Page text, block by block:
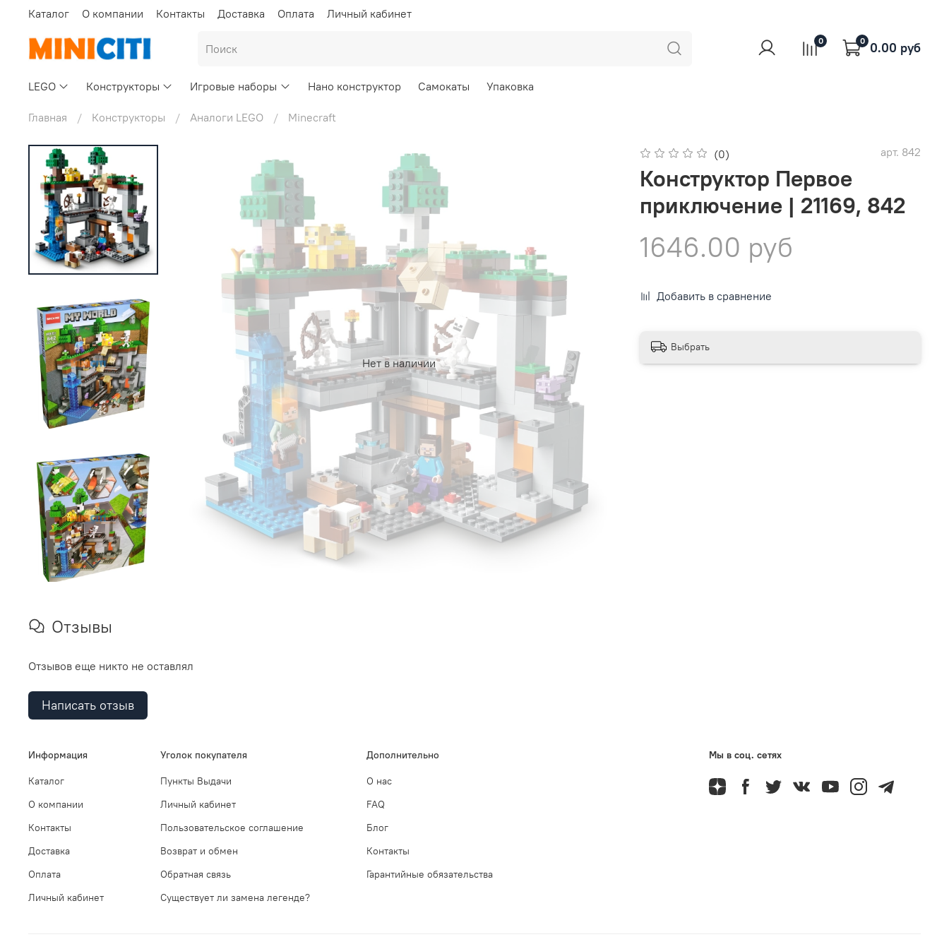
Каталог О компании Контакты Доставка Оплата Личный кабинет
0 0 0.00 руб
LEGO Конструкторы Игровые наборы Нано конструктор Самокаты Упаковка
Главная Конструкторы Аналоги LEGO Minecraft
Нет в наличии
(0) арт. 842
Конструктор Первое
приключение | 21169, 842
1646.00 руб
Добавить в сравнение
Выбрать
Отзывы
Отзывов еще никто не оставлял
Написать отзыв
Информация
Каталог
О компании
Контакты
Доставка
Оплата
Личный кабинет
Уголок покупателя
Пункты Выдачи
Личный кабинет
Пользовательское соглашение
Возврат и обмен
Обратная связь
Существует ли замена легенде?
Дополнительно
О нас
FAQ
Блог
Контакты
Гарантийные обязательства
Мы в соц. сетях